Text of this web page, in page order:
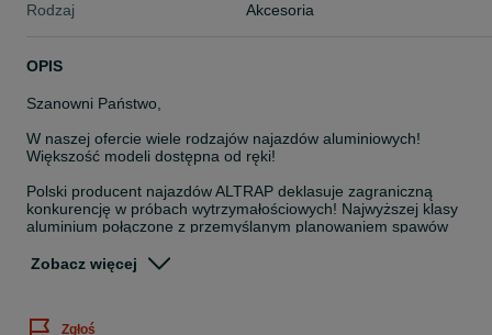
Rodzaj
Akcesoria
OPIS
Szanowni Państwo,
W naszej ofercie wiele rodzajów najazdów aluminiowych!
Większość modeli dostępna od ręki!
Polski producent najazdów ALTRAP deklasuje zagraniczną
konkurencję w próbach wytrzymałościowych! Najwyższej klasy
aluminium połączone z przemyślanym planowaniem spawów
Zobacz więcej
Zgłoś